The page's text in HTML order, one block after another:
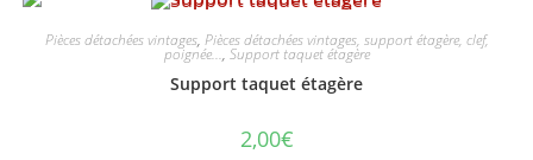
Pièces détachées vintages, Pièces détachées vintages, support étagère, clef,
poignée..., Support taquet étagère
Support taquet étagère
2,00€